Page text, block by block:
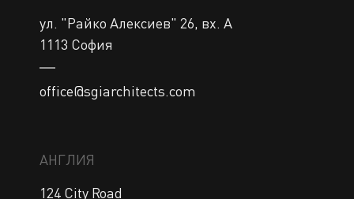
ул. "Райко Алексиев" 26, вх. А
office@sgiarchitects.com
АНГЛИЯ
124 City Road